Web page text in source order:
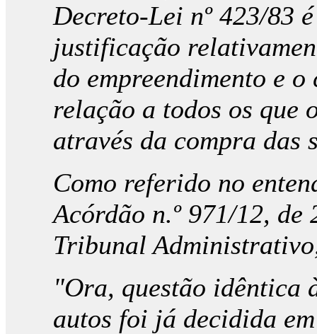
Decreto-Lei nº 423/83
justificação
do empreendimento e
relação a todos os que
através da compra das
Como referido no
Acórdão n.º 971/12, de
Tribunal
"Ora, questão idêntica
autos foi já decidida